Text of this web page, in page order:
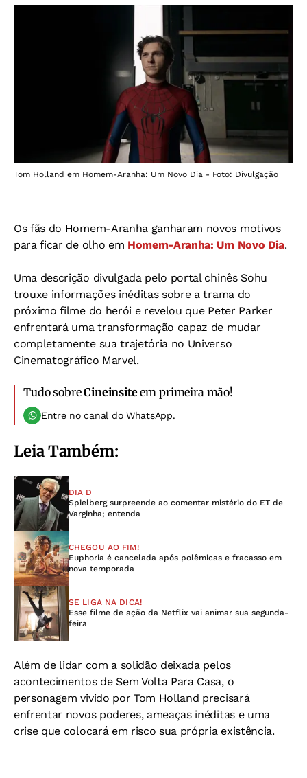
Tom Holland em Homem-Aranha: Um Novo Dia - Foto: Divulgação
Os fãs do Homem-Aranha ganharam novos motivos
para ficar de olho em Homem-Aranha: Um Novo Dia.
Uma descrição divulgada pelo portal chinês Sohu
trouxe informações inéditas sobre a trama do
próximo filme do herói e revelou que Peter Parker
enfrentará uma transformação capaz de mudar
completamente sua trajetória no Universo
Cinematográfico Marvel.
Tudo sobreCineinsiteem primeira mão!
Entre no canal do WhatsApp.
Leia Também:
DIA D
Spielberg surpreende ao comentar mistério do ET de
Varginha; entenda
CHEGOU AO FIM!
Euphoria é cancelada após polêmicas e fracasso em
nova temporada
SE LIGA NA DICA!
Esse filme de ação da Netflix vai animar sua segunda-
feira
Além de lidar com a solidão deixada pelos
acontecimentos de Sem Volta Para Casa, o
personagem vivido por Tom Holland precisará
enfrentar novos poderes, ameaças inéditas e uma
crise que colocará em risco sua própria existência.